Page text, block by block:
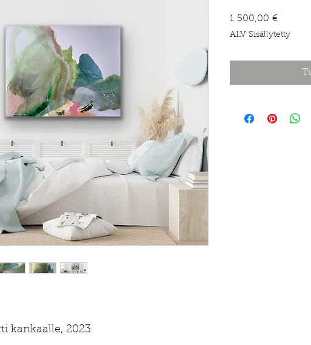
kankaalle, 2023
1 500,00 €Hinta
ALV Sisällytetty